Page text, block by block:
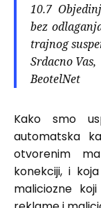
10.7
bez
trajnog
Srdacno Vas,
BeotelNet
Kako smo
automatska
otvorenim
konekciji, i
maliciozne